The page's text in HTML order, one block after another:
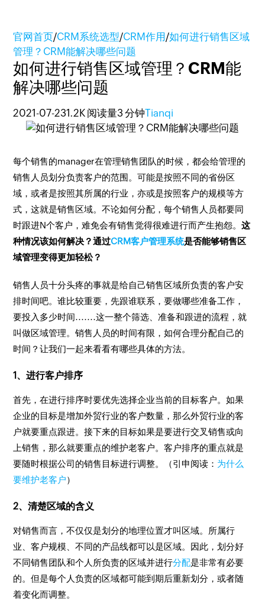
官网首页/CRM系统选型/CRM作用/如何进行销售区域
管理？CRM能解决哪些问题
如何进行销售区域管理？CRM能
解决哪些问题
2021-07-231.2K 阅读量3 分钟Tianqi
每个销售的manager在管理销售团队的时候，都会给管理的
销售人员划分负责客户的范围。可能是按照不同的省份区
域，或者是按照其所属的行业，亦或是按照客户的规模等方
式，这就是销售区域。不论如何分配，每个销售人员都要同
时跟进N个客户，难免会有销售觉得很难进行而产生抱怨。这
种情况该如何解决？通过CRM客户管理系统是否能够销售区
域管理变得更加轻松？
销售人员十分头疼的事就是给自己销售区域所负责的客户安
排时间吧。谁比较重要，先跟谁联系，要做哪些准备工作，
要投入多少时间.......这一整个筛选、准备和跟进的流程，就
叫做区域管理。销售人员的时间有限，如何合理分配自己的
时间？让我们一起来看看有哪些具体的方法。
1、进行客户排序
首先，在进行排序时要优先选择企业当前的目标客户。如果
企业的目标是增加外贸行业的客户数量，那么外贸行业的客
户就要重点跟进。接下来的目标如果是要进行交叉销售或向
上销售，那么就要重点的维护老客户。客户排序的重点就是
要随时根据公司的销售目标进行调整。（引申阅读： 为什么
要维护老客户）
2、清楚区域的含义
对销售而言，不仅仅是划分的地理位置才叫区域。所属行
业、客户规模、不同的产品线都可以是区域。因此，划分好
不同销售团队和个人所负责的区域并进行分配是非常有必要
的。但是每个人负责的区域都可能到期后重新划分，或者随
着变化而调整。